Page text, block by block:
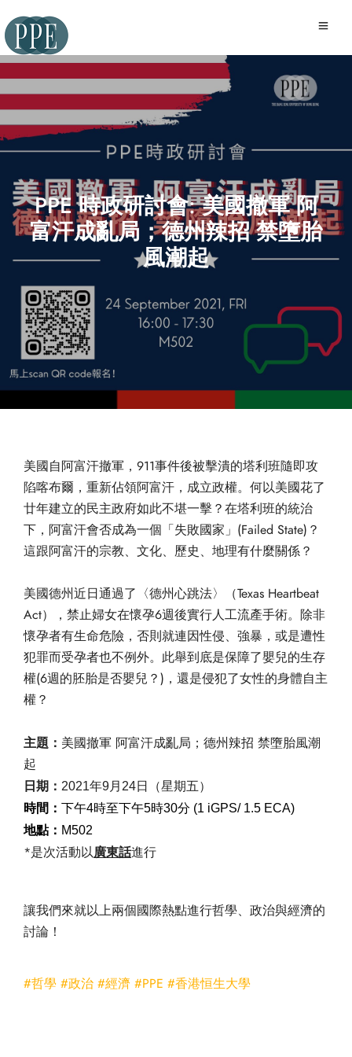
PPE 時政研討會: 美國撤軍 阿
富汗成亂局；德州辣招 禁墮胎
風潮起
美國自阿富汗撤軍，911事件後被擊潰的塔利班隨即攻
陷喀布爾， 重新佔領阿富汗，成立政權。 何以美國花了
廿年建立的民主政府如此不堪一擊？在塔利班的統治
下，阿富汗會否成為一個「失敗國家」(Failed State)？
這跟阿富汗的宗教、文化、歷史、地理有什麼關係？
美國德州近日通過了〈德州心跳法〉（Texas Heartbeat
Act），禁止婦女在懷孕6週後實行人工流產手術。 除非
懷孕者有生命危險，否則就連因性侵、強暴， 或是遭性
犯罪而受孕者也不例外。此舉到底是保障了嬰兒的生存
權(6週的胚胎是否嬰兒？)，還是侵犯了女性的身體自主
權？
主題： 美國撤軍 阿富汗成亂局；德州辣招 禁墮胎風潮
起
日期： 2021年9月24日（星期五）
時間： 下午4時至下午5時30分 (1 iGPS/ 1.5 ECA)
地點： M502
*是次活動以廣東話進行
讓我們來就以上兩個國際熱點進行哲學、政治與經濟的
討論！
#哲學 #政治 #經濟 #PPE #香港恒生大學